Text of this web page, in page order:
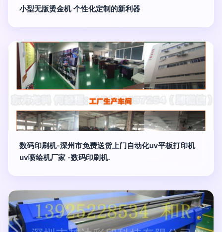
小型无版烫金机 个性化定制的新利器
数码印刷机-深州市免费送货上门自动化uv平板打印机
uv喷绘机厂家 -数码印刷机.